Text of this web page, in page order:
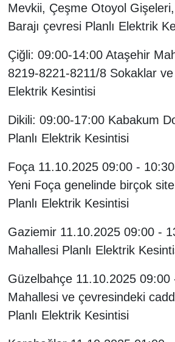
Mevkii, Çeşme Otoyol
Barajı çevresi Planlı Elektrik
Çiğli: 09:00-14:00 Ataşehir
8219-8221-8211/8 Sokaklar ve
Elektrik Kesintisi
Dikili: 09:00-17:00 Kabakum
Planlı Elektrik Kesintisi
Foça 11.10.2025 09:00 -
Yeni Foça genelinde birçok
Planlı Elektrik Kesintisi
Gaziemir 11.10.2025 09:00 -
Mahallesi Planlı Elektrik
Güzelbahçe 11.10.2025
Mahallesi ve çevresindeki
Planlı Elektrik Kesintisi